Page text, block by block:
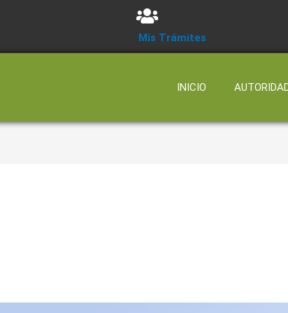
Mis Trámites
INICIO